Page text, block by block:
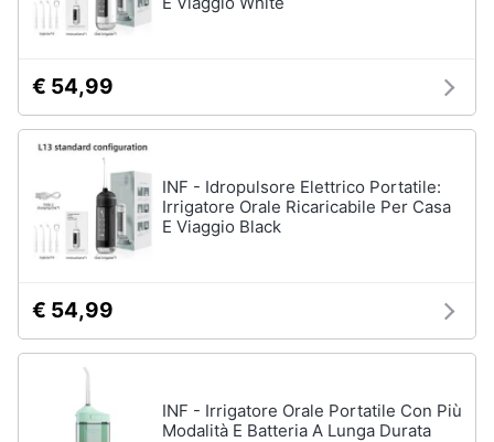
€ 54,99
INF - Idropulsore Elettrico Portatile:
Irrigatore Orale Ricaricabile Per Casa
E Viaggio Black
€ 54,99
INF - Irrigatore Orale Portatile Con Più
Modalità E Batteria A Lunga Durata